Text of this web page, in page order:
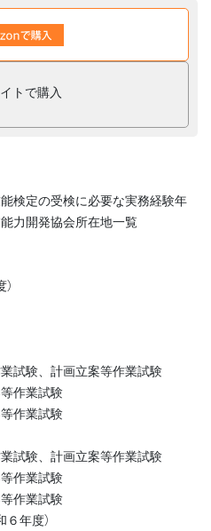
トで購入
検定の受検に必要な実務経験年
力開発協会所在地一覧
験、計画立案等作業試験
業試験
業試験
験、計画立案等作業試験
業試験
業試験
６年度）